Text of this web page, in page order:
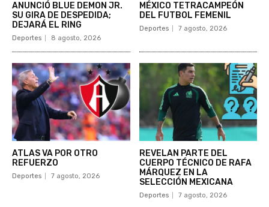
ANUNCIÓ BLUE DEMON JR.
SU GIRA DE DESPEDIDA;
DEJARÁ EL RING
Deportes 8 agosto, 2026
MÉXICO TETRACAMPEÓN
DEL FUTBOL FEMENIL
Deportes 7 agosto, 2026
ATLAS VA POR OTRO
REFUERZO
Deportes 7 agosto, 2026
REVELAN PARTE DEL
CUERPO TÉCNICO DE RAFA
MÁRQUEZ EN LA
SELECCIÓN MEXICANA
Deportes 7 agosto, 2026